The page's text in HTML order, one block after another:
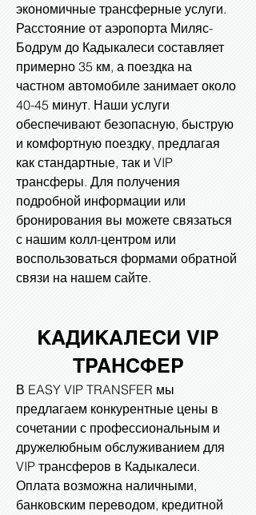
экономичные трансферные услуги.
Расстояние от аэропорта Миляс-
Бодрум до Кадыкалеси составляет
примерно 35 км, а поездка на
частном автомобиле занимает около
40-45 минут. Наши услуги
обеспечивают безопасную, быструю
и комфортную поездку, предлагая
как стандартные, так и VIP
трансферы. Для получения
подробной информации или
бронирования вы можете связаться
с нашим колл-центром или
воспользоваться формами обратной
связи на нашем сайте.
КАДИКАЛЕСИ VIP
ТРАНСФЕР
В EASY VIP TRANSFER мы
предлагаем конкурентные цены в
сочетании с профессиональным и
дружелюбным обслуживанием для
VIP трансферов в Кадыкалеси.
Оплата возможна наличными,
банковским переводом, кредитной